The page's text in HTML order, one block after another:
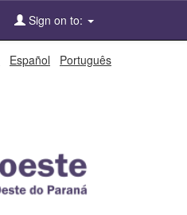
Sign on to:
Español Português